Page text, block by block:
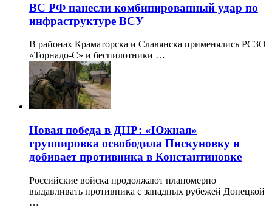
ВС РФ нанесли комбинированный удар по
инфраструктуре ВСУ
В районах Краматорска и Славянска применялись РСЗО
«Торнадо-С» и беспилотники …
Новая победа в ДНР: «Южная»
группировка освободила Пискуновку и
добивает противника в Константиновке
Российские войска продолжают планомерно
выдавливать противника с западных рубежей Донецкой
…